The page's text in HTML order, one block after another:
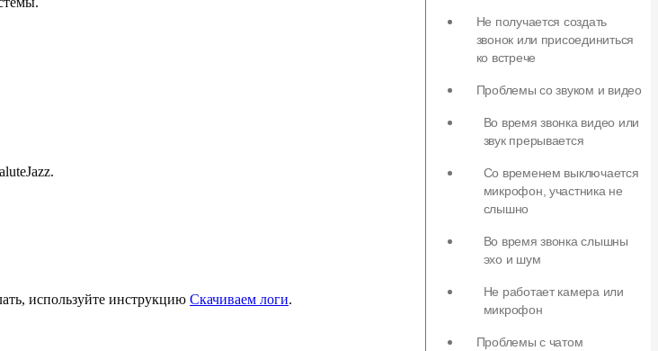
используйте инструкцию Скачиваем логи.
Не получается создать
звонок или присоединиться
ко встрече
Проблемы со звуком и видео
Во время звонка видео или
звук прерывается
Со временем выключается
микрофон, участника не
слышно
Во время звонка слышны
эхо и шум
Не работает камера или
микрофон
Проблемы с чатом